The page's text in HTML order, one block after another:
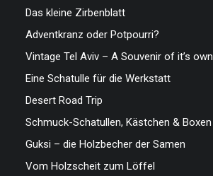
Das kleine Zirbenblatt
Adventkranz oder Potpourri?
Vintage Tel Aviv – A Souvenir of it’s own
Eine Schatulle für die Werkstatt
Desert Road Trip
Schmuck-Schatullen, Kästchen & Boxen
Guksi – die Holzbecher der Samen
Vom Holzscheit zum Löffel